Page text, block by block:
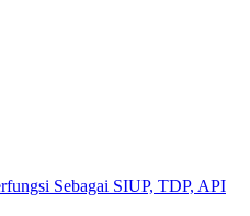
Sebagai SIUP, TDP, API